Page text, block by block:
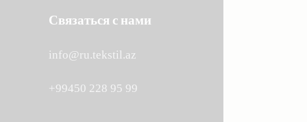
Связаться с нами
info@ru.tekstil.az
+99450 228 95 99